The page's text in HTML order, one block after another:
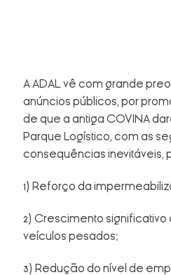
A ADAL vê com grande
anúncios públicos, por
de que a antiga COVINA
Parque Logístico, com as
consequências inevitáveis,
1) Reforço da
2) Crescimento significativo
veículos pesados;
3) Redução do nível de